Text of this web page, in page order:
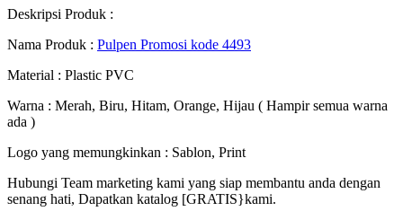
Deskripsi Produk :
Nama Produk : Pulpen Promosi kode 4493
Material : Plastic PVC
Warna : Merah, Biru, Hitam, Orange, Hijau ( Hampir semua warna
ada )
Logo yang memungkinkan : Sablon, Print
Hubungi Team marketing kami yang siap membantu anda dengan
senang hati, Dapatkan katalog [GRATIS}kami.